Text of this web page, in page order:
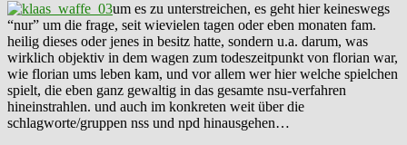
um es zu unterstreichen, es geht hier keineswegs
“nur” um die frage, seit wievielen tagen oder eben monaten fam.
heilig dieses oder jenes in besitz hatte, sondern u.a. darum, was
wirklich objektiv in dem wagen zum todeszeitpunkt von florian war,
wie florian ums leben kam, und vor allem wer hier welche spielchen
spielt, die eben ganz gewaltig in das gesamte nsu-verfahren
hineinstrahlen. und auch im konkreten weit über die
schlagworte/gruppen nss und npd hinausgehen…